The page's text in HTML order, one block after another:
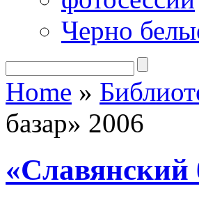
Черно
Home »
базар» 2006
«Славянский